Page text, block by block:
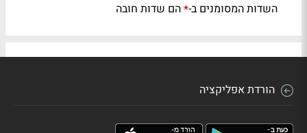
השדות המסומנים ב-*הם שדות חובה
הורדת אפליקציה